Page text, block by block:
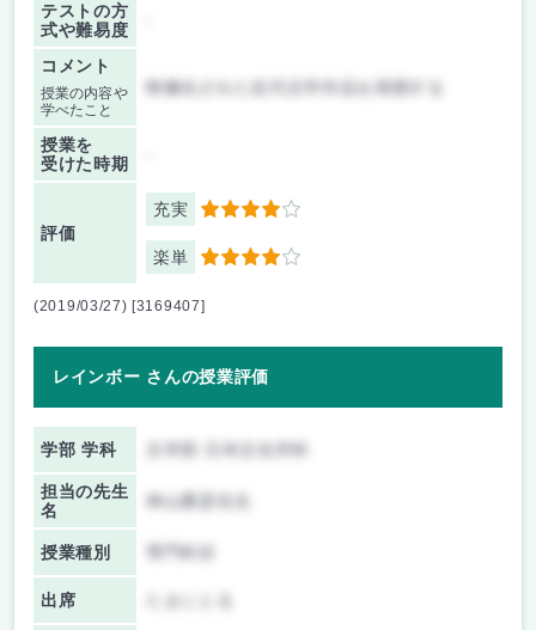
テストの方
式や難易度
コメント
授業の内容や
学べたこと
映像化された近代文学作品を視聴する
授業を
受けた時期
評価
充実 4
楽単 4
(2019/03/27) [3169407]
レインボー さんの授業評価
学部 学科
担当の先生
名
授業種別
出席